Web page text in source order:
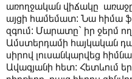
առողջական վիճակը
այցի համեմատ: Նա հիմա
զգում: Մարատը` իր ջերմ
Ամստերդամի հայկական
սիրով լուսանկարվեց
Ավագյանի հետ: Հետևում